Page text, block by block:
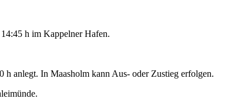
h im Kappelner Hafen.
anlegt. In Maasholm kann Aus- oder Zustieg erfolgen.